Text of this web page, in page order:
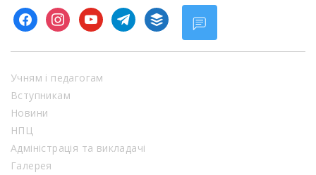
facebookinstagramyoutubetelegram
buffer
Учням і педагогам
Вступникам
Новини
НПЦ
Адміністрація та викладачі
Галерея